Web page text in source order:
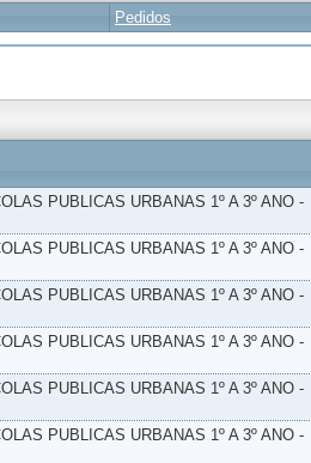
Pedidos
PUBLICAS URBANAS 1º A 3º ANO -
PUBLICAS URBANAS 1º A 3º ANO -
PUBLICAS URBANAS 1º A 3º ANO -
PUBLICAS URBANAS 1º A 3º ANO -
PUBLICAS URBANAS 1º A 3º ANO -
PUBLICAS URBANAS 1º A 3º ANO -